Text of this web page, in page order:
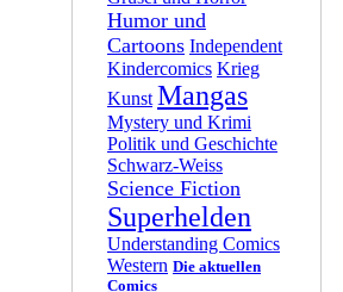
Humor und
Cartoons Independent
Kindercomics Krieg
Kunst Mangas
Mystery und Krimi
Politik und Geschichte
Schwarz-Weiss
Science Fiction
Superhelden
Understanding Comics
Western Die aktuellen
Comics